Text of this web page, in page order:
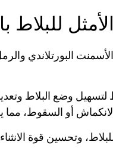
البورتلاندي
وضع البلاط